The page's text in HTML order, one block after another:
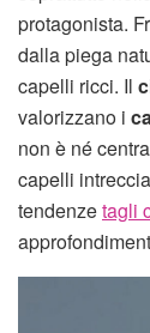
protagonista.
dalla piega
capelli ricci. Il
valorizzano i
non è né
capelli
tendenzetagli